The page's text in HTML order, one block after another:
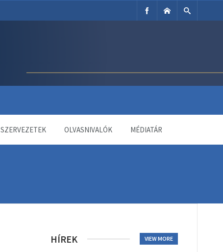
SZERVEZETEK OLVASNIVALÓK MÉDIATÁR
HÍREK VIEW MORE